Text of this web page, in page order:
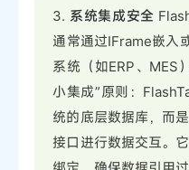
3. 系统集成安全
通常通过IFrame嵌入
系统（如ERP、MES
小集成”原则：
统的底层数据库，而
接口进行数据交互。